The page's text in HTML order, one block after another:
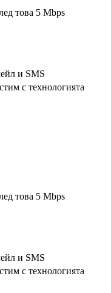
това 5 Mbps
и SMS
с технологията
това 5 Mbps
и SMS
с технологията